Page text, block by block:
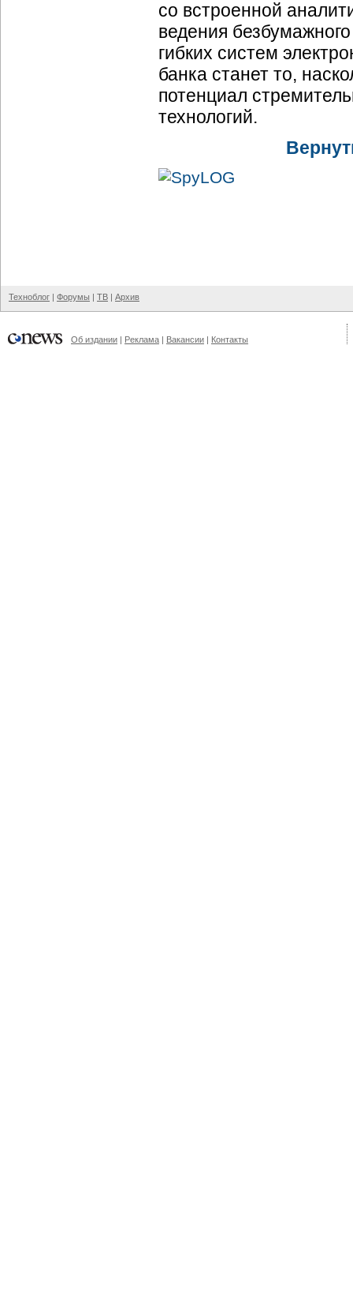
со встроенной
ведения
гибких систем
банка станет то,
потенциал
технологий.
Техноблог | Форумы | ТВ | Архив
Об издании | Реклама | Вакансии | Контакты